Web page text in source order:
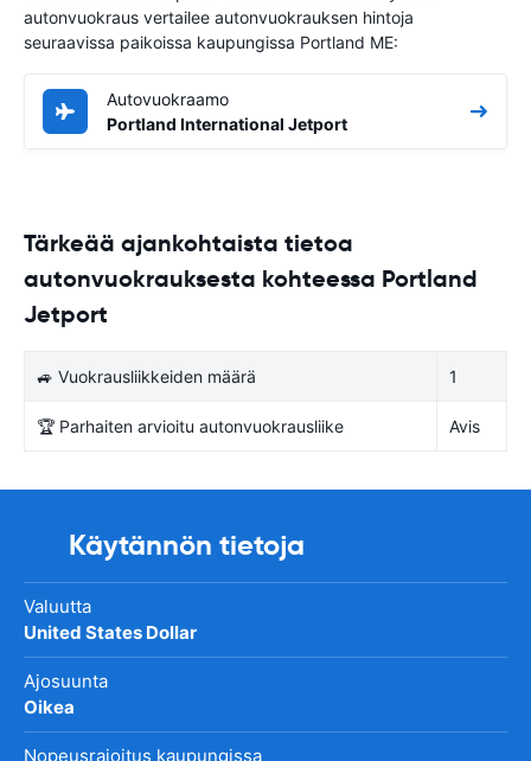
autonvuokraus vertailee autonvuokrauksen hintoja
seuraavissa paikoissa kaupungissa Portland ME:
Autovuokraamo
Portland International Jetport
Tärkeää ajankohtaista tietoa
autonvuokrauksesta kohteessa Portland
Jetport
🚙 Vuokrausliikkeiden määrä 1
🏆 Parhaiten arvioitu autonvuokrausliike Avis
Käytännön tietoja
Valuutta
United States Dollar
Ajosuunta
Oikea
Nopeusrajoitus kaupungissa